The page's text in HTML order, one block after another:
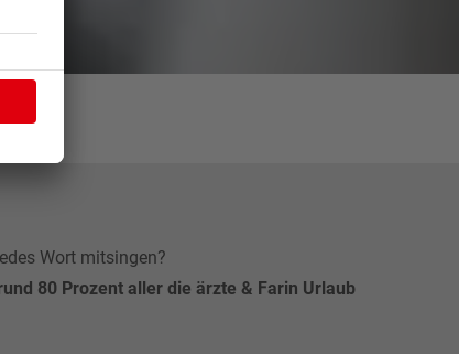
Wort mitsingen?
80 Prozent aller die ärzte & Farin Urlaub